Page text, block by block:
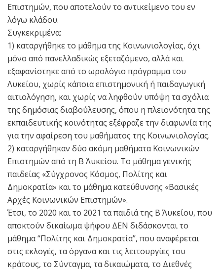
Επιστημών, που αποτελούν το αντικείμενο του εν
λόγω κλάδου.
Συγκεκριμένα:
1) καταργήθηκε το μάθημα της Κοινωνιολογίας, όχι
μόνο από πανελλαδικώς εξεταζόμενο, αλλά και
εξαφανίστηκε από το ωρολόγιο πρόγραμμα του
Λυκείου, χωρίς κάποια επιστημονική ή παιδαγωγική
αιτιολόγηση, και χωρίς να ληφθούν υπόψη τα σχόλια
της δημόσιας διαβούλευσης, όπου η πλειονότητα της
εκπαιδευτικής κοινότητας εξέφραζε την διαφωνία της
για την αφαίρεση του μαθήματος της Κοινωνιολογίας.
2) καταργήθηκαν δύο ακόμη μαθήματα Κοινωνικών
Επιστημών από τη B΄ Λυκείου. Το μάθημα γενικής
παιδείας «Σύγχρονος Κόσμος, Πολίτης και
Δημοκρατία» και το μάθημα κατεύθυνσης «Βασικές
Αρχές Κοινωνικών Επιστημών».
Έτσι, το 2020 και το 2021 τα παιδιά της Β΄ Λυκείου, που
αποκτούν δικαίωμα ψήφου ΔΕΝ διδάσκονται το
μάθημα “Πολίτης και Δημοκρατία”, που αναφέρεται
στις εκλογές, τα όργανα και τις λειτουργίες του
κράτους, το Σύνταγμα, τα δικαιώματα, το Διεθνές